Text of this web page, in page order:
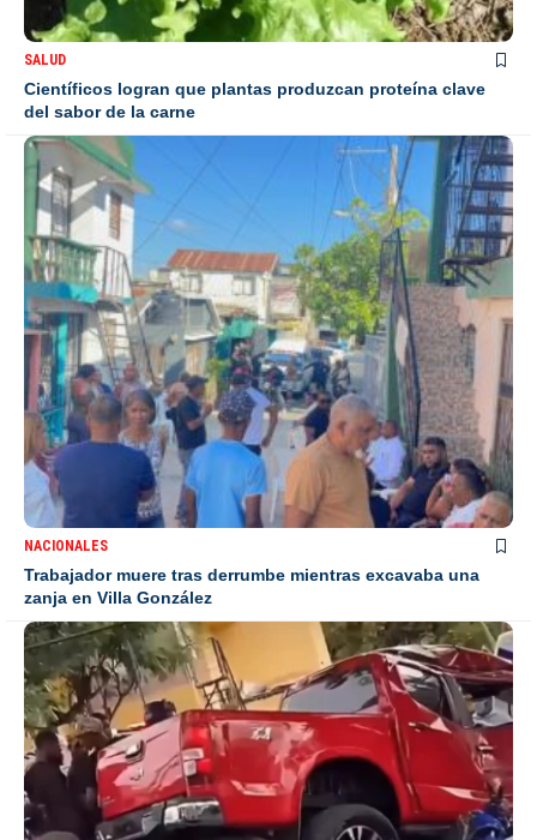
SALUD
Científicos logran que plantas produzcan proteína clave
del sabor de la carne
NACIONALES
Trabajador muere tras derrumbe mientras excavaba una
zanja en Villa González